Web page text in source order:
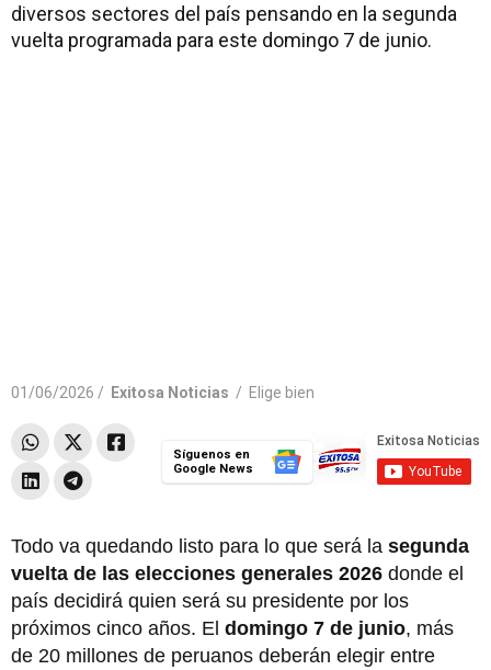
diversos sectores del país pensando en la segunda
vuelta programada para este domingo 7 de junio.
01/06/2026 / Exitosa Noticias / Elige bien
Síguenos en
Google News
Todo va quedando listo para lo que será la segunda
vuelta de las elecciones generales 2026 donde el
país decidirá quien será su presidente por los
próximos cinco años. El domingo 7 de junio, más
de 20 millones de peruanos deberán elegir entre